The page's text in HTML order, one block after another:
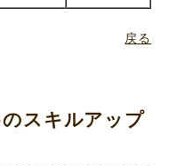
戻る
スキルアップ